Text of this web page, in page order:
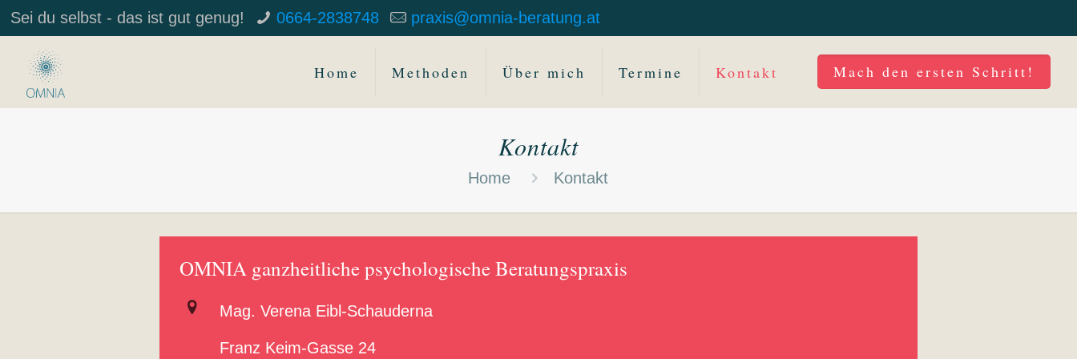
Sei du selbst - das ist gut genug! 0664-2838748 praxis@omnia-beratung.at
Home Methoden Über mich Termine Kontakt Mach den ersten Schritt!
Kontakt
Home Kontakt
OMNIA ganzheitliche psychologische Beratungspraxis
Mag. Verena Eibl-Schauderna
Franz Keim-Gasse 24